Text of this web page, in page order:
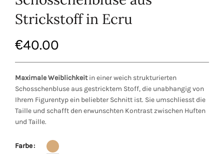
Strickstoff in Ecru
€40.00
Maximale Weiblichkeitin einer weich strukturierten
Schosschenbluse aus gestricktem Stoff, die unabhangig von
Ihrem Figurentyp ein beliebter Schnitt ist. Sie umschliesst die
Taille und schafft den erwunschten Kontrast zwischen Huften
und Taille.
Farbe